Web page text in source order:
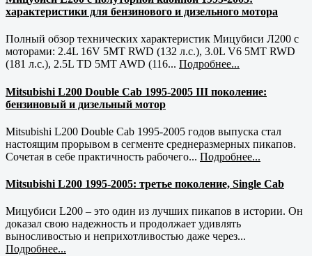
характеристики для бензинового и дизельного мотора
Полный обзор технических характеристик Мицубиси Л200 с
моторами: 2.4L 16V 5MT RWD (132 л.с.), 3.0L V6 5MT RWD
(181 л.с.), 2.5L TD 5MT AWD (116... Подробнее...
Mitsubishi L200 Double Cab 1995-2005 III поколение:
бензиновый и дизельный мотор
Mitsubishi L200 Double Cab 1995-2005 годов выпуска стал
настоящим прорывом в сегменте среднеразмерных пикапов.
Сочетая в себе практичность рабочего... Подробнее...
Mitsubishi L200 1995-2005: третье поколение, Single Cab
Мицубиси L200 – это один из лучших пикапов в истории. Он
доказал свою надежность и продолжает удивлять
выносливостью и неприхотливостью даже через...
Подробнее...